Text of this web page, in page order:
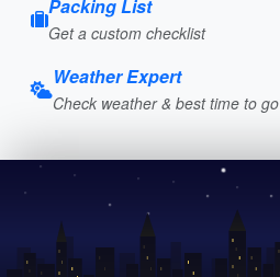
Packing List
Get a custom checklist
Weather Expert
Check weather & best time to go